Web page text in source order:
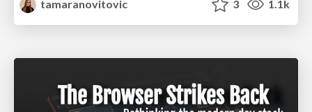
tamaranovitovic
3 1.1k